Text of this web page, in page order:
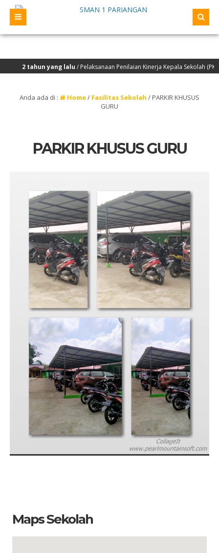
2 tahun yang lalu/ Pelaksanaan Penilaian Kinerja Kepala Sekolah (PKKS)
Anda ada di : Home/ Fasilitas Sekolah /PARKIR KHUSUS
GURU
PARKIR KHUSUS GURU
Maps Sekolah